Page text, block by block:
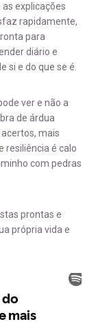
explicações
rapidamente,
para
diário e
si e do que se é.
ver e não a
de árdua
mais
resiliência é calo
com pedras
prontas e
própria vida e